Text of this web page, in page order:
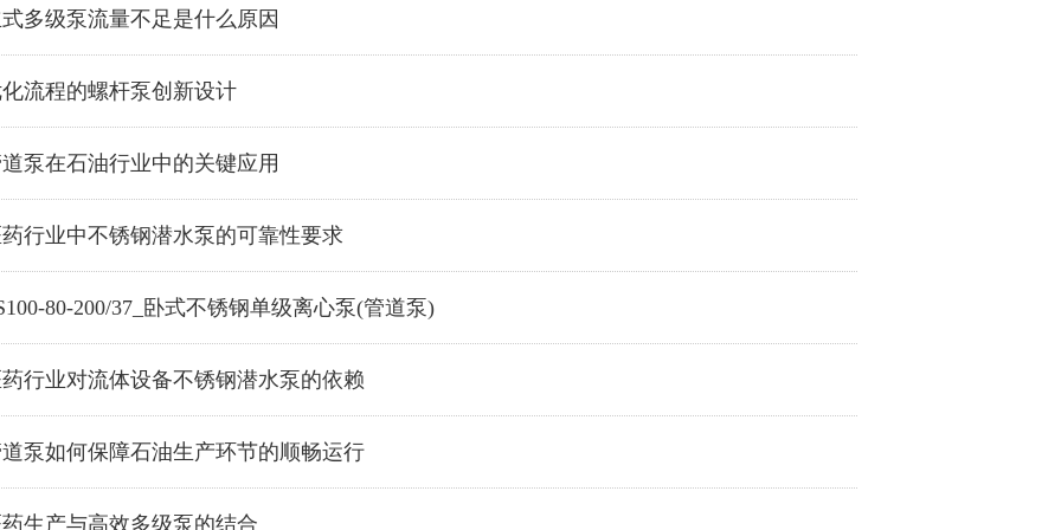
多级泵流量不足是什么原因
流程的螺杆泵创新设计
泵在石油行业中的关键应用
行业中不锈钢潜水泵的可靠性要求
80-200/37_卧式不锈钢单级离心泵(管道泵)
行业对流体设备不锈钢潜水泵的依赖
泵如何保障石油生产环节的顺畅运行
生产与高效多级泵的结合